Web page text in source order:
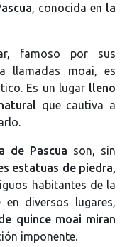
, conocida en la
famoso por sus
llamadas moai, es
Es un lugar lleno
que cautiva a
de Pascua son, sin
estatuas de piedra,
habitantes de la
en diversos lugares,
quince moai miran
imponente.